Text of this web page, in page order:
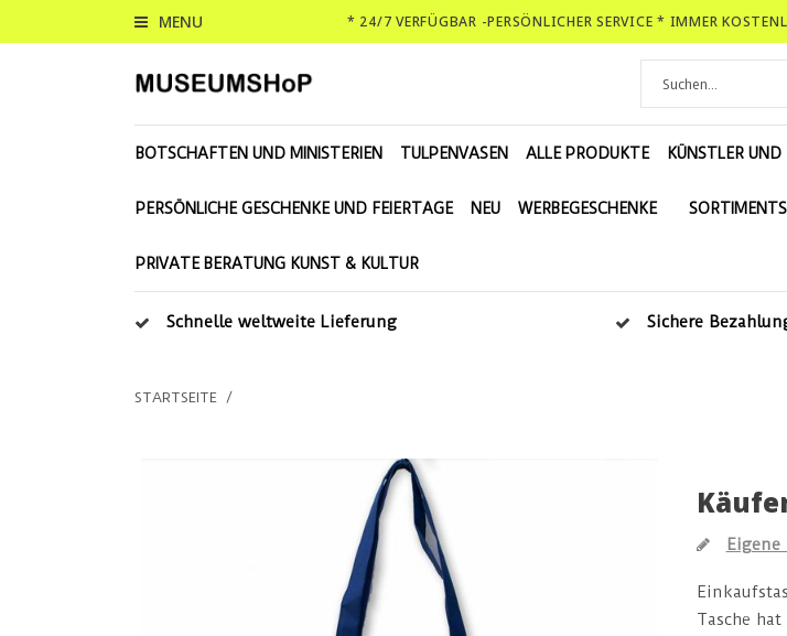
MENU * 24/7 VERFÜGBAR -PERSÖNLICHER SERVICE * IMMER
BOTSCHAFTEN UND MINISTERIEN TULPENVASEN ALLE PRODUKTE KÜNSTLER UND
PERSÖNLICHE GESCHENKE UND FEIERTAGE NEU WERBEGESCHENKE
PRIVATE BERATUNG KUNST & KULTUR
Schnelle weltweite Lieferung Sichere
STARTSEITE /
Tasche